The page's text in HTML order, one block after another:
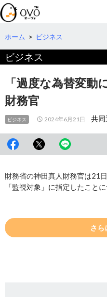
検
索
コ
テ
へ
ホーム > ビジネス
ビジネス
「過度な為替変動
財務官
ビジネス 2024年6月21日 共同
財務省の神田真人財務官は21
「監視対象」に指定したこと
さら